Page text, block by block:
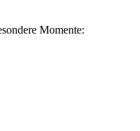
Momente: